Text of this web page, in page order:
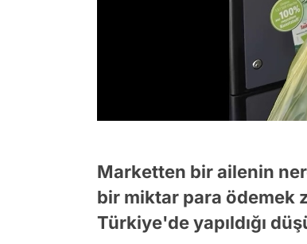
Marketten bir ailenin
bir miktar para ödemek
Türkiye'de yapıldığı